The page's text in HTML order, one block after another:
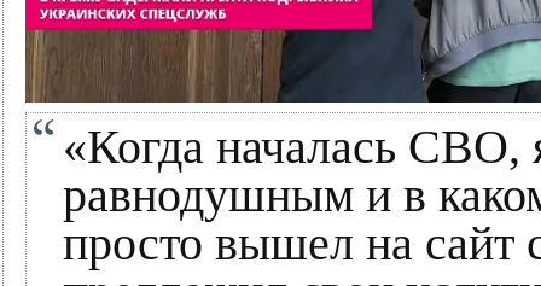
«Когда началась СВО,
равнодушным и в
просто вышел на